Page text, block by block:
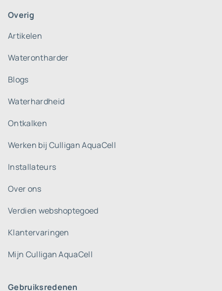
Overig
Artikelen
Waterontharder
Blogs
Waterhardheid
Ontkalken
Werken bij Culligan AquaCell
Installateurs
Over ons
Verdien webshoptegoed
Klantervaringen
Mijn Culligan AquaCell
Gebruiksredenen